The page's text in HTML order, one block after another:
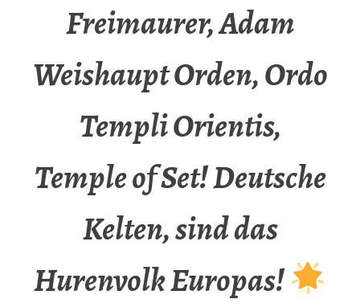
Freimaurer, Adam
Weishaupt Orden, Ordo
Templi Orientis,
Temple of Set! Deutsche
Kelten, sind das
Hurenvolk Europas!